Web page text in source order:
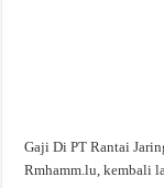
Gaji Di PT Rantai
Rmhamm.lu, kembali